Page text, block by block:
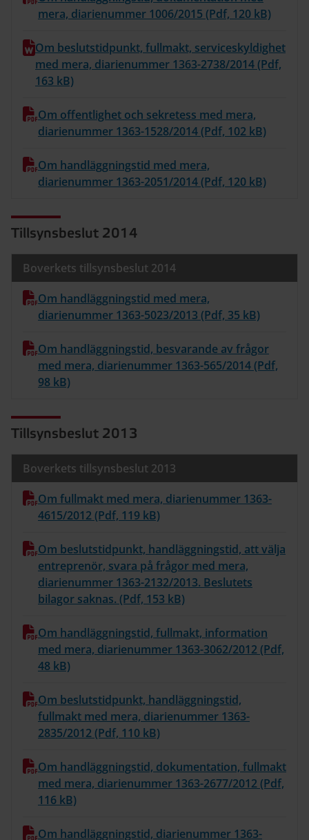
mera, diarienummer 1006/2015 (Pdf, 120 kB)
Om beslutstidpunkt, fullmakt, serviceskyldighet
med mera, diarienummer 1363-2738/2014 (Pdf,
163 kB)
Om offentlighet och sekretess med mera,
diarienummer 1363-1528/2014 (Pdf, 102 kB)
Om handläggningstid med mera,
diarienummer 1363-2051/2014 (Pdf, 120 kB)
Tillsynsbeslut 2014
Boverkets tillsynsbeslut 2014
Om handläggningstid med mera,
diarienummer 1363-5023/2013 (Pdf, 35 kB)
Om handläggningstid, besvarande av frågor
med mera, diarienummer 1363-565/2014 (Pdf,
98 kB)
Tillsynsbeslut 2013
Boverkets tillsynsbeslut 2013
Om fullmakt med mera, diarienummer 1363-
4615/2012 (Pdf, 119 kB)
Om beslutstidpunkt, handläggningstid, att välja
entreprenör, svara på frågor med mera,
diarienummer 1363-2132/2013. Beslutets
bilagor saknas. (Pdf, 153 kB)
Om handläggningstid, fullmakt, information
med mera, diarienummer 1363-3062/2012 (Pdf,
48 kB)
Om beslutstidpunkt, handläggningstid,
fullmakt med mera, diarienummer 1363-
2835/2012 (Pdf, 110 kB)
Om handläggningstid, dokumentation, fullmakt
med mera, diarienummer 1363-2677/2012 (Pdf,
116 kB)
Om handläggningstid, diarienummer 1363-